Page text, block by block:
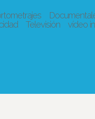
Televisión vídeo